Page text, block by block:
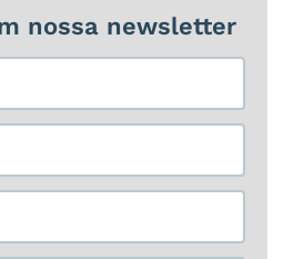
nossa newsletter